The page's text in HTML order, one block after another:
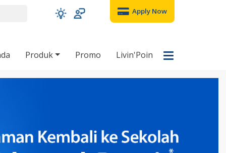
Apply Now
Produk Promo Livin'Poin